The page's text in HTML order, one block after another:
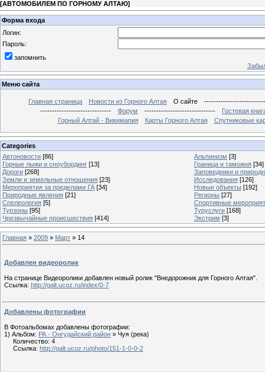
[АВТОМОБИЛЕМ ПО ГОРНОМУ АЛТАЮ]
Форма входа
Логин:
Пароль:
запомнить
Меню сайта
Главная страница Новости из Горного Алтая О сайте
------------------------------
Форум ------------------------------
Гостевая
Горный Алтай - Викимапия
Карты Горного Алтая Спутниковые
Categories
Автоновости [86] Альпинизм [3]
Горные лыжи и сноубординг [13] Граница и таможня [34]
Дороги [268]
Заповедники и
Земли и земельные отношения [23] Исследования [126]
Мероприятия за пределами ГА [34] Новые объекты [192]
Природные явления [21] Регионы [27]
Спелеология [5]
Спортивные
Турзоны [95] Туруслуги [168]
Чрезвычайные происшествия [414] Экстрим [3]
Главная » 2009 » Март » 14
Добавлен видеоролик
На странице Видеоролики добавлен новый ролик "Внедорожник для Горного Алтая".
Ссылка: http://galt.ucoz.ru/index/0-7
Добавлены фотографии
В Фотоальбомах добавлены фотографии:
1) Альбом: РА - Онгудайский район » Чуя (река)
Количество: 4
Ссылка: http://galt.ucoz.ru/photo/151-1-0-0-2